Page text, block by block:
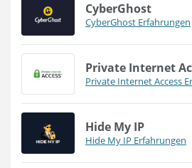
CyberGhost
CyberGhost Erfahrungen
Private Internet
Private Internet Access
Hide My IP
Hide My IP Erfahrungen